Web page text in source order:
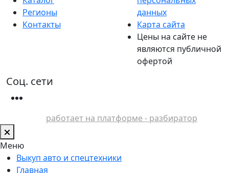
Регионы
Контакты
данных
Карта сайта
Цены на сайте не
являются публичной
офертой
Соц. сети
работает на платформе - разбиратор
Меню
Выкуп авто и спецтехники
Главная